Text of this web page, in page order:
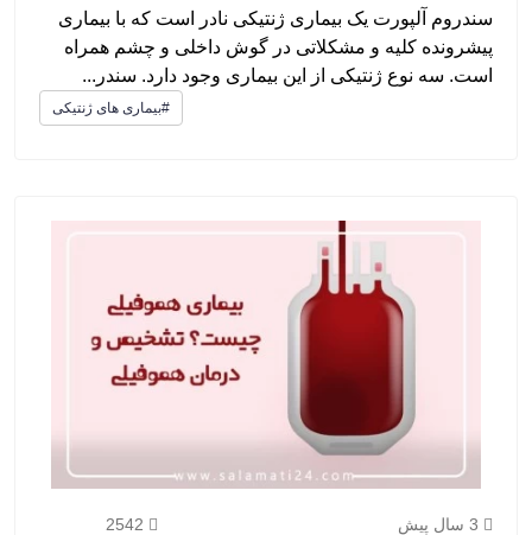
سندروم آلپورت یک بیماری ژنتیکی نادر است که با بیماری
پیشرونده کلیه و مشکلاتی در گوش داخلی و چشم همراه
است. سه نوع ژنتیکی از این بیماری وجود دارد. سندر...
#بیماری های ژنتیکی
3 سال پیش 2542